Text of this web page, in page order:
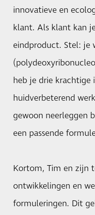
innovatieve en
klant. Als klant kan
eindproduct. Stel: je
heb je drie krachtige
huidverbeterend
gewoon neerleggen
een passende
Kortom, Tim en zijn
ontwikkelingen en
formuleringen. Dit